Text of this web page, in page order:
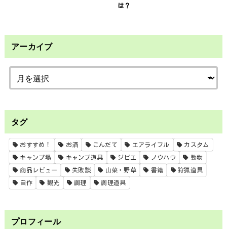
は？
アーカイブ
タグ
おすすめ！ お酒 こんだて エアライフル カスタム
キャンプ場 キャンプ道具 ジビエ ノウハウ 動物
商品レビュー 失敗談 山菜・野草 書籍 狩猟道具
自作 観光 調理 調理道具
プロフィール